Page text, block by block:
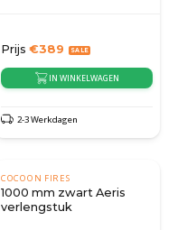
Prijs €389
IN WINKELWAGEN
2-3 Werkdagen
COCOON FIRES
1000 mm zwart Aeris
verlengstuk